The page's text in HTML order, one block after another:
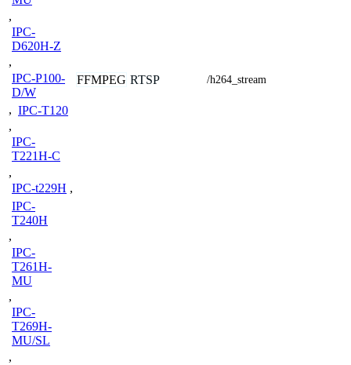
,
IPC-
D620H-Z
,
IPC-P100-
D/W
, IPC-T120
,
IPC-
T221H-C
,
IPC-t229H ,
IPC-
T240H
,
IPC-
T261H-
MU
,
IPC-
T269H-
MU/SL
,
FFMPEG RTSP /h264_stream